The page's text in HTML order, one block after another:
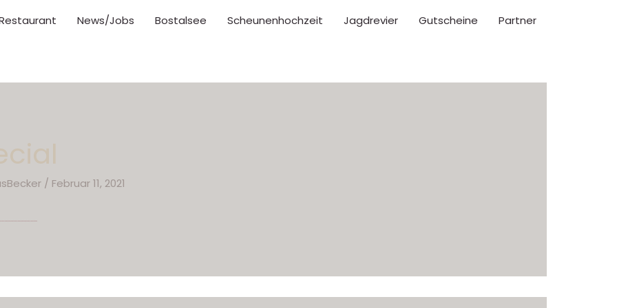
News/Jobs Bostalsee Scheunenhochzeit Jagdrevier Gutscheine Partner
/ Februar 11, 2021